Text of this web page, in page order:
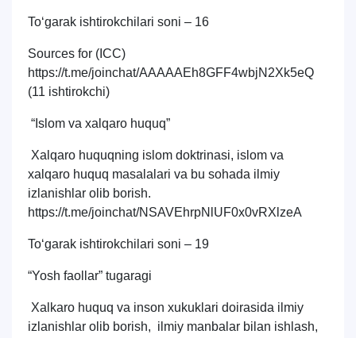
To‘garak ishtirokchilari soni – 16
Sources for (ICC)
https://t.me/joinchat/AAAAAEh8GFF4wbjN2Xk5eQ
(11 ishtirokchi)
“Islom va xalqaro huquq”
Xalqaro huquqning islom doktrinasi, islom va
xalqaro huquq masalalari va bu sohada ilmiy
izlanishlar olib borish.
https://t.me/joinchat/NSAVEhrpNlUF0x0vRXlzeA
To‘garak ishtirokchilari soni – 19
“Yosh faollar” tugaragi
Xalkaro huquq va inson xukuklari doirasida ilmiy
izlanishlar olib borish, ilmiy manbalar bilan ishlash,